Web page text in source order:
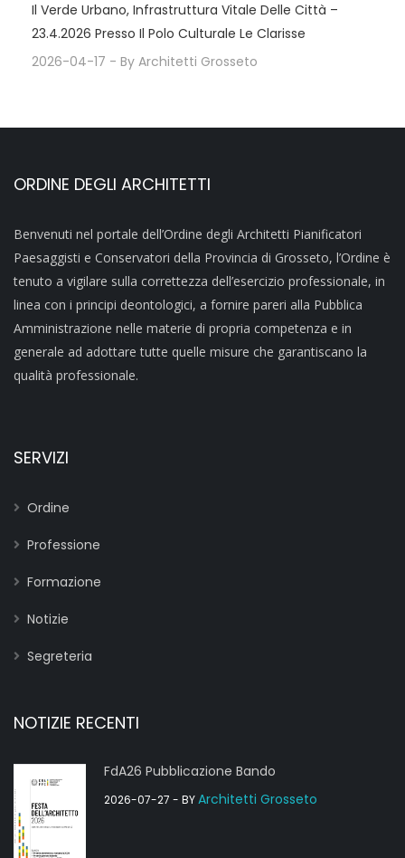
Il Verde Urbano, Infrastruttura Vitale Delle Città –
23.4.2026 Presso Il Polo Culturale Le Clarisse
2026-04-17 - By Architetti Grosseto
ORDINE DEGLI ARCHITETTI
Benvenuti nel portale dell’Ordine degli Architetti Pianificatori
Paesaggisti e Conservatori della Provincia di Grosseto, l’Ordine è
tenuto a vigilare sulla correttezza dell’esercizio professionale, in
linea con i principi deontologici, a fornire pareri alla Pubblica
Amministrazione nelle materie di propria competenza e in
generale ad adottare tutte quelle misure che garantiscano la
qualità professionale.
SERVIZI
Ordine
Professione
Formazione
Notizie
Segreteria
NOTIZIE RECENTI
FdA26 Pubblicazione Bando
2026-07-27 - BYArchitetti Grosseto